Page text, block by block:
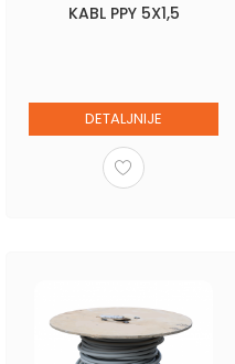
KABL PPY 5X1,5
DETALJNIJE